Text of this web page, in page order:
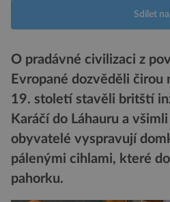
Sdílet
O pradávné civilizaci z
Evropané dozvěděli čirou
19. století stavěli britští
Karáčí do Láhauru a
obyvatelé vyspravují
pálenými cihlami, které
pahorku.